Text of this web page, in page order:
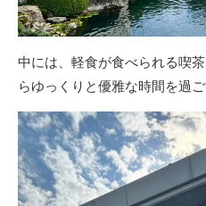
中には、軽食が食べられる喫
らゆっくりと優雅な時間を過